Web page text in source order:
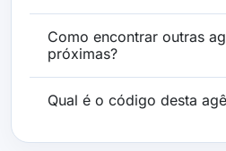
Como encontrar outras
próximas?
Qual é o código desta